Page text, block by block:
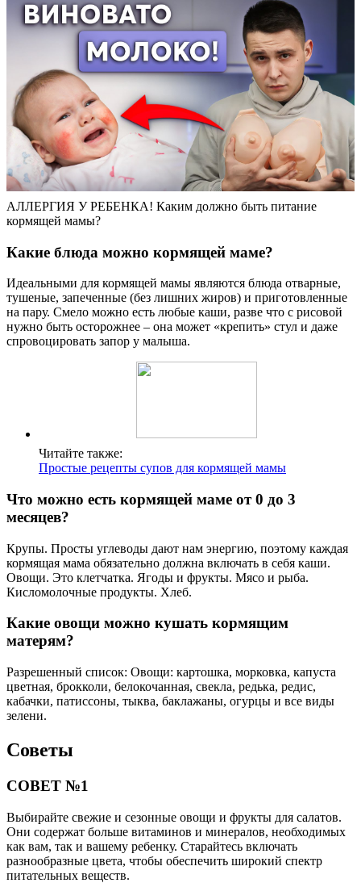
АЛЛЕРГИЯ У РЕБЕНКА! Каким должно быть питание
кормящей мамы?
Какие блюда можно кормящей маме?
Идеальными для кормящей мамы являются блюда отварные,
тушеные, запеченные (без лишних жиров) и приготовленные
на пару. Смело можно есть любые каши, разве что с рисовой
нужно быть осторожнее – она может «крепить» стул и даже
спровоцировать запор у малыша.
Читайте также:
Простые рецепты супов для кормящей мамы
Что можно есть кормящей маме от 0 до 3
месяцев?
Крупы. Просты углеводы дают нам энергию, поэтому каждая
кормящая мама обязательно должна включать в себя каши.
Овощи. Это клетчатка. Ягоды и фрукты. Мясо и рыба.
Кисломолочные продукты. Хлеб.
Какие овощи можно кушать кормящим
матерям?
Разрешенный список: Овощи: картошка, морковка, капуста
цветная, брокколи, белокочанная, свекла, редька, редис,
кабачки, патиссоны, тыква, баклажаны, огурцы и все виды
зелени.
Советы
СОВЕТ №1
Выбирайте свежие и сезонные овощи и фрукты для салатов.
Они содержат больше витаминов и минералов, необходимых
как вам, так и вашему ребенку. Старайтесь включать
разнообразные цвета, чтобы обеспечить широкий спектр
питательных веществ.